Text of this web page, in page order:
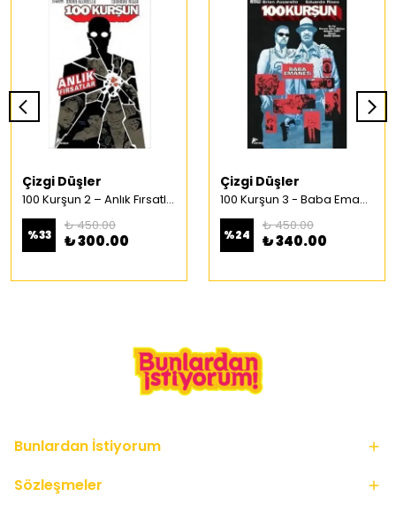
Çizgi Düşler
100 Kurşun 2 – Anlık Fırsatlar Türkçe Çizgi Roman
%33
₺ 450.00
₺ 300.00
Çizgi Düşler
100 Kurşun 3 - Baba Emaneti Türkçe Çizgi Roman
%24
₺ 450.00
₺ 340.00
Bunlardan İstiyorum
Sözleşmeler